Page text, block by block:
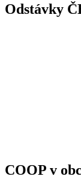
Odstávky
COOP v